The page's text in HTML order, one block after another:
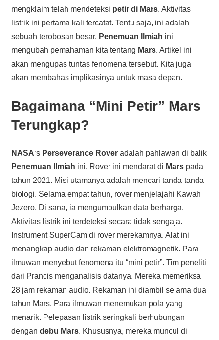
mengklaim telah mendeteksi petir di Mars. Aktivitas
listrik ini pertama kali tercatat. Tentu saja, ini adalah
sebuah terobosan besar. Penemuan Ilmiah ini
mengubah pemahaman kita tentang Mars. Artikel ini
akan mengupas tuntas fenomena tersebut. Kita juga
akan membahas implikasinya untuk masa depan.
Bagaimana “Mini Petir” Mars
Terungkap?
NASA‘s Perseverance Roveradalah pahlawan di balik
Penemuan Ilmiah ini. Rover ini mendarat di Marspada
tahun 2021. Misi utamanya adalah mencari tanda-tanda
biologi. Selama empat tahun, rover menjelajahi Kawah
Jezero. Di sana, ia mengumpulkan data berharga.
Aktivitas listrik ini terdeteksi secara tidak sengaja.
Instrument SuperCam di rover merekamnya. Alat ini
menangkap audio dan rekaman elektromagnetik. Para
ilmuwan menyebut fenomena itu “mini petir”. Tim peneliti
dari Prancis menganalisis datanya. Mereka memeriksa
28 jam rekaman audio. Rekaman ini diambil selama dua
tahun Mars. Para ilmuwan menemukan pola yang
menarik. Pelepasan listrik seringkali berhubungan
dengan debu Mars. Khususnya, mereka muncul di